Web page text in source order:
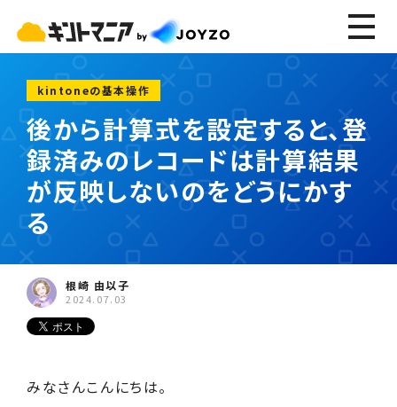
kintoneの基本操作
後から計算式を設定すると、登
録済みのレコードは計算結果
が反映しないのをどうにかす
る
根崎 由以子
2024.07.03
みなさんこんにちは。